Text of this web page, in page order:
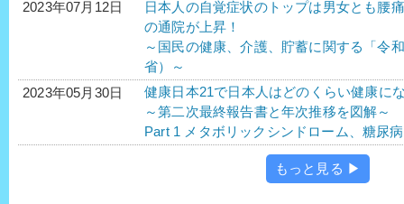
2023年07月12日
日本人の自覚症状のトップは男女とも腰
の通院が上昇！
～国民の健康、介護、貯蓄に関する「令
省）～
2023年05月30日
健康日本21で日本人はどのくらい健康に
～第二次最終報告書と年次推移を図解～
Part 1 メタボリックシンドローム、糖尿
もっと見る ▶